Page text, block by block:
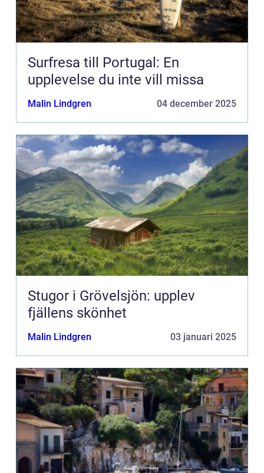
Surfresa till Portugal: En
upplevelse du inte vill missa
Malin Lindgren 04 december 2025
Stugor i Grövelsjön: upplev
fjällens skönhet
Malin Lindgren 03 januari 2025